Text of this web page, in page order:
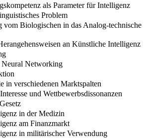
als Parameter für Intelligenz
Problem
vom Biologischen in das Analog-technische
an Künstliche Intelligenz
Neural Networking
in verschiedenen Marktspalten
und Wettbewerbsdissonanzen
in der Medizin
am Finanzmarkt
in militärischer Verwendung